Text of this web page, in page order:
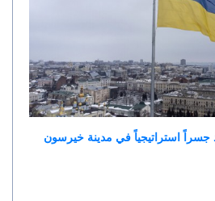
جسراً استراتيجياً في مدينة خيرسون